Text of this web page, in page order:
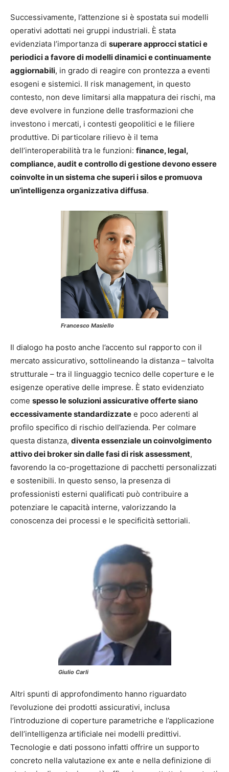
Successivamente, l’attenzione si è spostata sui modelli
operativi adottati nei gruppi industriali. È stata
evidenziata l’importanza di superare approcci statici e
periodici a favore di modelli dinamici e continuamente
aggiornabili, in grado di reagire con prontezza a eventi
esogeni e sistemici. Il risk management, in questo
contesto, non deve limitarsi alla mappatura dei rischi, ma
deve evolvere in funzione delle trasformazioni che
investono i mercati, i contesti geopolitici e le filiere
produttive. Di particolare rilievo è il tema
dell’interoperabilità tra le funzioni: finance, legal,
compliance, audit e controllo di gestione devono essere
coinvolte in un sistema che superi i silos e promuova
un’intelligenza organizzativa diffusa.
Francesco Masiello
Il dialogo ha posto anche l’accento sul rapporto con il
mercato assicurativo, sottolineando la distanza – talvolta
strutturale – tra il linguaggio tecnico delle coperture e le
esigenze operative delle imprese. È stato evidenziato
come spesso le soluzioni assicurative offerte siano
eccessivamente standardizzate e poco aderenti al
profilo specifico di rischio dell’azienda. Per colmare
questa distanza, diventa essenziale un coinvolgimento
attivo dei broker sin dalle fasi di risk assessment,
favorendo la co-progettazione di pacchetti personalizzati
e sostenibili. In questo senso, la presenza di
professionisti esterni qualificati può contribuire a
potenziare le capacità interne, valorizzando la
conoscenza dei processi e le specificità settoriali.
Giulio Carli
Altri spunti di approfondimento hanno riguardato
l’evoluzione dei prodotti assicurativi, inclusa
l’introduzione di coperture parametriche e l’applicazione
dell’intelligenza artificiale nei modelli predittivi.
Tecnologie e dati possono infatti offrire un supporto
concreto nella valutazione ex ante e nella definizione di